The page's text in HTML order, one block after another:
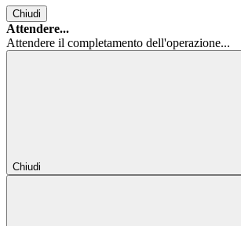
Chiudi
Attendere...
Attendere il completamento dell'operazione...
Chiudi